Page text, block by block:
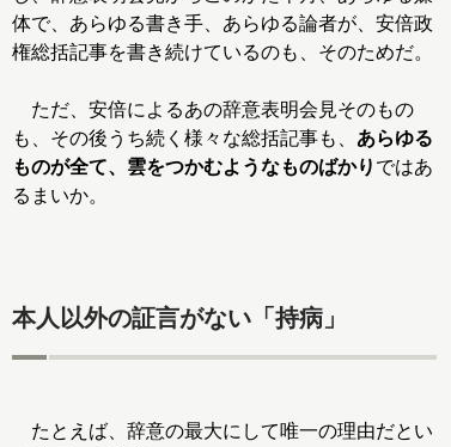
体で、あらゆる書き手、あらゆる論者が、安倍政
権総括記事を書き続けているのも、そのためだ。
ただ、安倍によるあの辞意表明会見そのもの
も、その後うち続く様々な総括記事も、 あらゆる
ものが全て、雲をつかむようなものばかり ではあ
るまいか。
本人以外の証言がない「持病」
たとえば、辞意の最大にして唯一の理由だとい